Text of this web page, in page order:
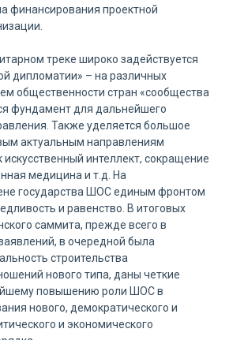
финансирования проектной
треке широко задействуется
дипломатии» – на различных
общественности стран «сообщества
фундамент для дальнейшего
Также уделяется большое
актуальным направлениям
искусственный интеллект, сокращение
медицина и т.д. На
государства ШОС единым фронтом
и равенство. В итоговых
саммита, прежде всего в
в очередной была
строительства
нового типа, даны четкие
повышению роли ШОС в
нового, демократического и
и экономического